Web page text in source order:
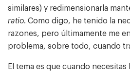
similares) y redimensionarla
ratio. Como digo, he tenido la
razones, pero últimamente me
problema, sobre todo, cuando
El tema es que cuando